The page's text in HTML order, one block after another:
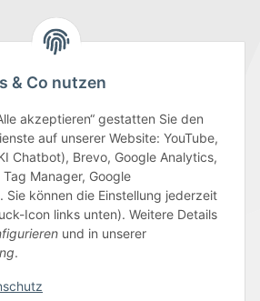
& Co nutzen
akzeptieren“ gestatten Sie den
auf unserer Website: YouTube,
Chatbot), Brevo, Google Analytics,
Manager, Google
Sie können die Einstellung jederzeit
Icon links unten). Weitere Details
und in unserer
.